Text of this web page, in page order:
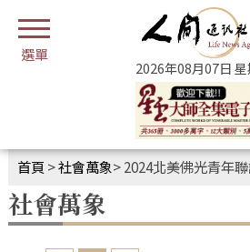
2026年08月07日
首頁 >社會萬象>2024北美佛光青年聯誼會圓
社會萬象